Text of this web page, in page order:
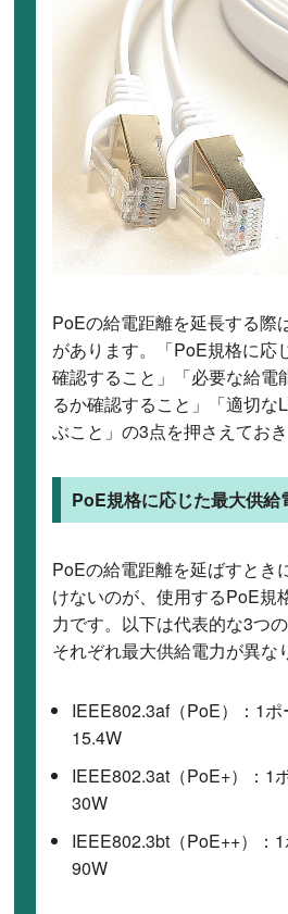
PoEの給電距離を延長する際
があります。「PoE規格に応
確認すること」「必要な給電
るか確認すること」「適切な
ぶこと」の3点を押さえておき
PoE規格に応じた最大供給
PoEの給電距離を延ばすとき
けないのが、使用するPoE規
力です。以下は代表的な3つ
それぞれ最大供給電力が異な
IEEE802.3af（PoE）：1
15.4W
IEEE802.3at（PoE+）：1
30W
IEEE802.3bt（PoE++）：
90W